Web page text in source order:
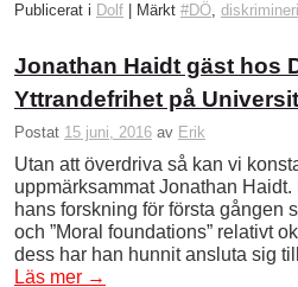
Publicerat i Dolf Märkt #DÖ,
Jonathan Haidt gäst hos
Yttrandefrihet på
Postat 15 juni, 2016 av Erik
Utan att överdriva så kan vi
uppmärksammat Jonathan
hans forskning för första gången
och ”Moral foundations” relativt
dess har han hunnit ansluta sig
Läs mer →